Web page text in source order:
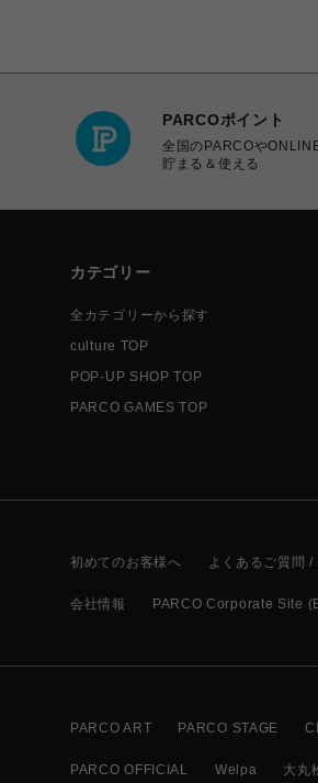
PARCOポイント
全国のPARCOや
貯まる＆使える
カテゴリー
全カテゴリーから探す
culture TOP
POP-UP SHOP TOP
PARCO GAMES TOP
初めてのお客様へ よくあるご質問 /
会社情報 PARCO Corporate Site
PARCO ART PARCO STAGE
PARCO OFFICIAL Welpa 大丸